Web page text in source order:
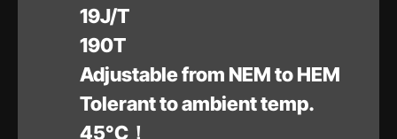
19J/T
190T
Adjustable from NEM to HEM
️Tolerant to ambient temp.
45°C！